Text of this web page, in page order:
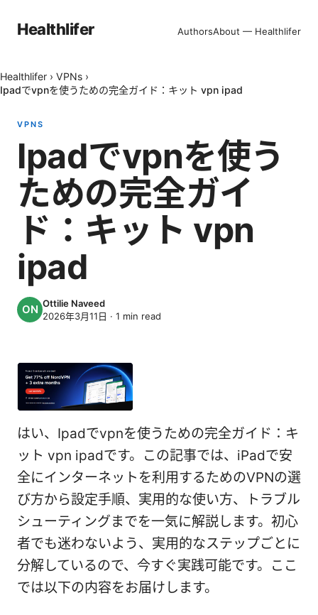
Healthlifer AuthorsAbout — Healthlifer
Healthlifer › VPNs ›
Ipadでvpnを使うための完全ガイド：キット vpn ipad
VPNS
Ipadでvpnを使う
ための完全ガイ
ド：キット vpn
ipad
Ottilie Naveed
2026年3月11日 · 1 min read
はい、Ipadでvpnを使うための完全ガイド：キ
ット vpn ipadです。この記事では、iPadで安
全にインターネットを利用するためのVPNの選
び方から設定手順、実用的な使い方、トラブル
シューティングまでを一気に解説します。初心
者でも迷わないよう、実用的なステップごとに
分解しているので、今すぐ実践可能です。ここ
では以下の内容をお届けします。